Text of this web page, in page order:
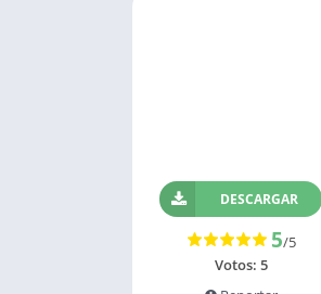
DESCARGAR
5/5
Votos: 5